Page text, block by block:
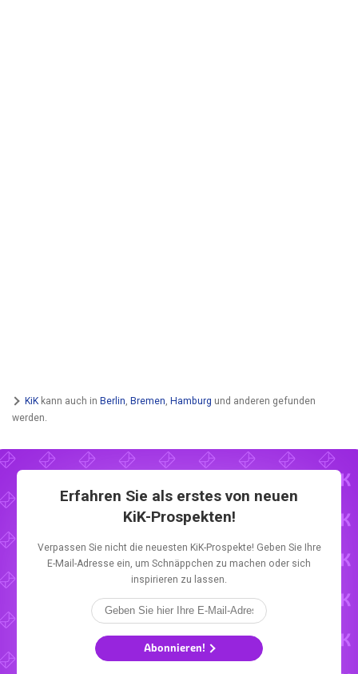
KiK kann auch in Berlin Bremen Hamburg und anderen gefunden
werden.
Erfahren Sie als erstes von neuen
KiK-Prospekten!
Verpassen Sie nicht die neuesten KiK-Prospekte! Geben Sie Ihre
E-Mail-Adresse ein, um Schnäppchen zu machen oder sich
inspirieren zu lassen.
Abonnieren!